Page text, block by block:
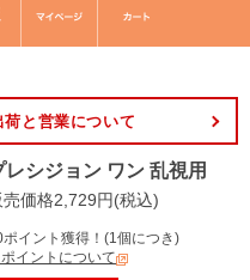
と営業について
レシジョン ワン 乱視用
売価格2,729円(税込)
ポイント獲得！(1個につき)
イントについて